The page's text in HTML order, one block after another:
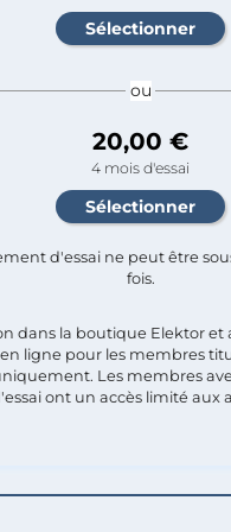
ou
20,00 €
4 mois d'essai
d'essai ne peut être
fois.​
dans la boutique Elektor et
ligne pour les membres
Les membres
ont un accès limité aux